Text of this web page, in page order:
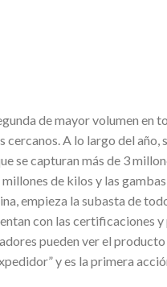
de mayor volumen en
cercanos. A lo largo del año,
se capturan más de 3
de kilos y las
empieza la subasta de
con las certificaciones
pueden ver el
y es la primera